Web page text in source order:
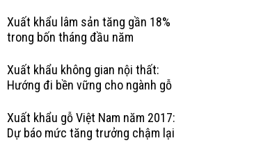
Xuất khẩu lâm sản tăng gần 18%
trong bốn tháng đầu năm
Xuất khẩu không gian nội thất:
Hướng đi bền vững cho ngành gỗ
Xuất khẩu gỗ Việt Nam năm 2017:
Dự báo mức tăng trưởng chậm lại